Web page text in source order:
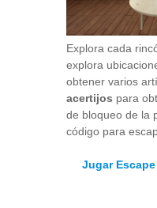
Explora cada
explora
obtener varios
acertijos para
de bloqueo de la
código para
Jugar